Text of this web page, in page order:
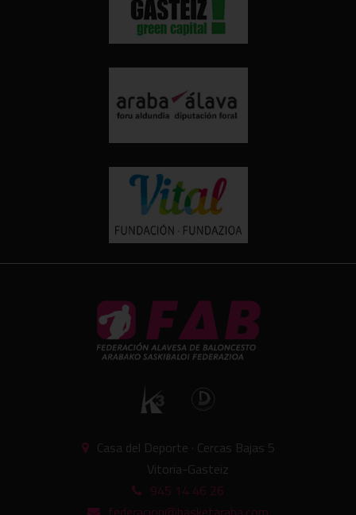
Casa del Deporte · Cercas Bajas 5
Vitoria-Gasteiz
945 14 46 26